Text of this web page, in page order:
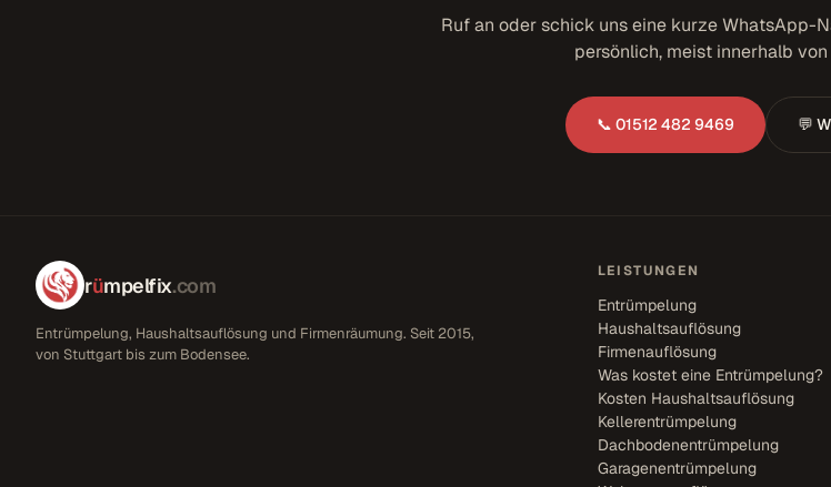
Ruf an oder schick uns eine kurze WhatsApp-
persönlich, meist innerhalb
📞 01512 482 9469 💬
rümpelfix.com
Entrümpelung, Haushaltsauflösung und Firmenräumung. Seit 2015,
von Stuttgart bis zum Bodensee.
LEISTUNGEN
Entrümpelung
Haushaltsauflösung
Firmenauflösung
Was kostet eine Entrümpelung?
Kosten Haushaltsauflösung
Kellerentrümpelung
Dachbodenentrümpelung
Garagenentrümpelung